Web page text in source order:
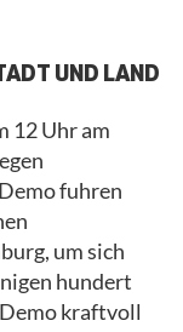
UND LAND
12 Uhr am
fuhren
um sich
hundert
kraftvoll